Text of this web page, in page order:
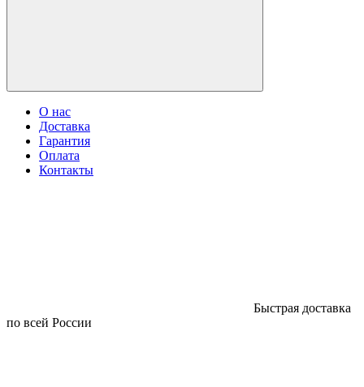
О нас
Доставка
Гарантия
Оплата
Контакты
Быстрая доставка
по всей России